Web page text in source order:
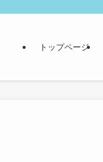
トップページ